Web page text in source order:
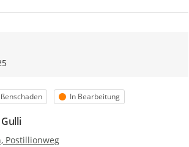
Zur Äußerung
Status
In Bearbeitung
Postillionweg